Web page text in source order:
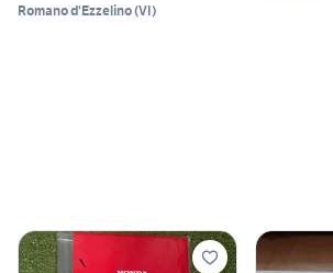
Romano d'Ezzelino(VI)